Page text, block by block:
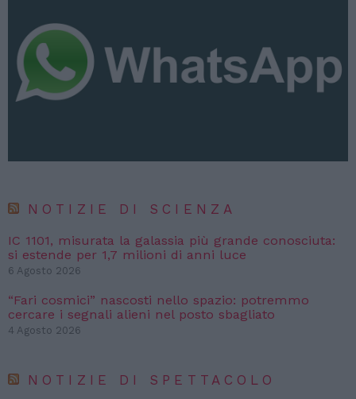
NOTIZIE DI SCIENZA
IC 1101, misurata la galassia più grande conosciuta:
si estende per 1,7 milioni di anni luce
6 Agosto 2026
“Fari cosmici” nascosti nello spazio: potremmo
cercare i segnali alieni nel posto sbagliato
4 Agosto 2026
NOTIZIE DI SPETTACOLO